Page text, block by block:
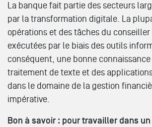
La banque fait partie des secteurs
par la transformation digitale. La
opérations et des tâches du
exécutées par le biais des outils
conséquent, une bonne
traitement de texte et des
dans le domaine de la gestion
impérative.
Bon à savoir : pour travailler dans